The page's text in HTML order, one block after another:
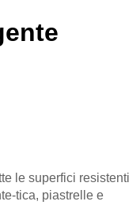
le superfici resistenti
tica, piastrelle e